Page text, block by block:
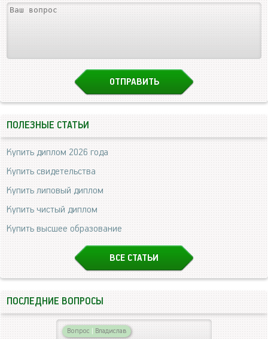
ПОЛЕЗНЫЕ СТАТЬИ
Купить диплом 2026 года
Купить свидетельства
Купить липовый диплом
Купить чистый диплом
Купить высшее образование
ВСЕ СТАТЬИ
ПОСЛЕДНИЕ ВОПРОСЫ
Вопрос Владислав